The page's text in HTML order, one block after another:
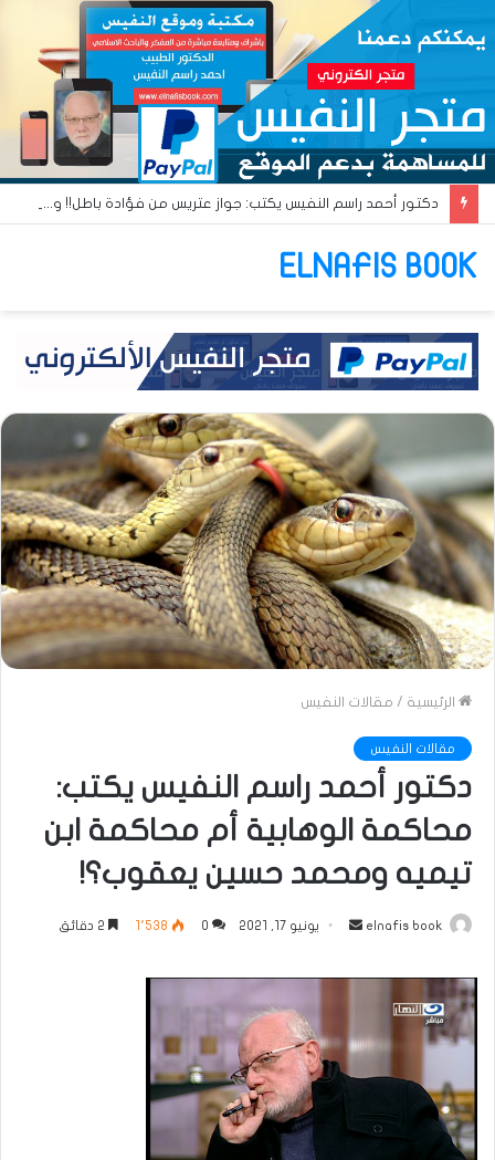
دكتور أحمد راسم النفيس يكتب: جواز عتريس من فؤادة باطل!! وجواز براقش من حُنين فاشل!!
ELNAFIS BOOK
الرئيسية / مقالات النفيس
مقالات النفيس
دكتور أحمد راسم النفيس يكتب:
محاكمة الوهابية أم محاكمة ابن
تيميه ومحمد حسين يعقوب؟!
elnafis book
أرسل
إلكترونيا
يونيو 17, 2021 0 1٬538